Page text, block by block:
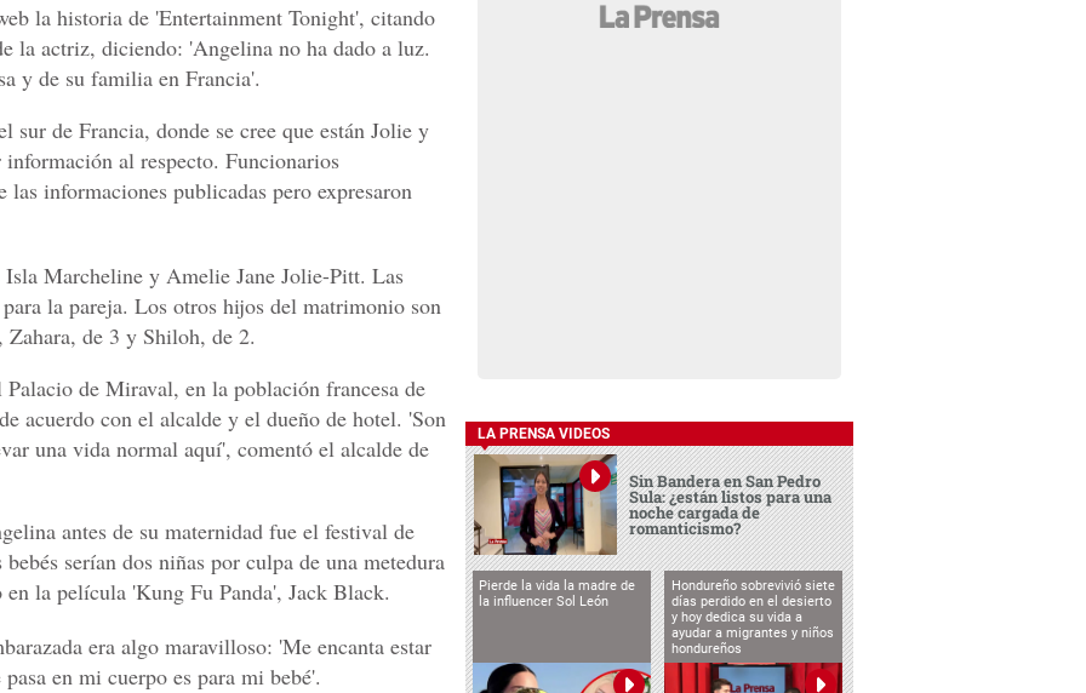
la historia de 'Entertainment Tonight', citando
la actriz, diciendo: 'Angelina no ha dado a luz.
y de su familia en Francia'.
sur de Francia, donde se cree que están Jolie y
al respecto. Funcionarios
informaciones publicadas pero expresaron
Marcheline y Amelie Jane Jolie-Pitt. Las
la pareja. Los otros hijos del matrimonio son
Zahara, de 3 y Shiloh, de 2.
de Miraval, en la población francesa de
acuerdo con el alcalde y el dueño de hotel. 'Son
una vida normal aquí', comentó el alcalde de
antes de su maternidad fue el festival de
serían dos niñas por culpa de una metedura
en la película 'Kung Fu Panda', Jack Black.
era algo maravilloso: 'Me encanta estar
en mi cuerpo es para mi bebé'.
LA PRENSA VIDEOS
Sin Bandera en San Pedro
Sula: ¿están listos para una
noche cargada de
romanticismo?
Pierde la vida la madre de
la influencer Sol León
Hondureño sobrevivió siete
días perdido en el desierto
y hoy dedica su vida a
ayudar a migrantes y niños
hondureños